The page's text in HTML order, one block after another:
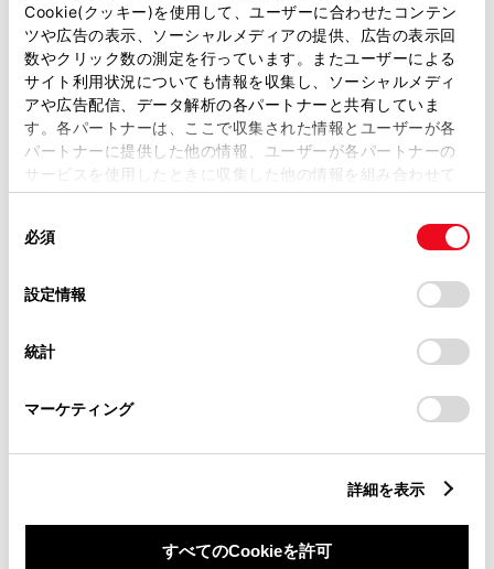
Cookie(クッキー)を使用して、ユーザーに合わせたコンテン
ツや広告の表示、ソーシャルメディアの提供、広告の表示回
数やクリック数の測定を行っています。またユーザーによる
サイト利用状況についても情報を収集し、ソーシャルメディ
アや広告配信、データ解析の各パートナーと共有していま
す。各パートナーは、ここで収集された情報とユーザーが各
パートナーに提供した他の情報、ユーザーが各パートナーの
サービスを使用したときに収集した他の情報を組み合わせて
使用することがあります。当ウェブサイトの使用を続行する
デバイスにすべてのCookie(クッキー)が保存されることに同
意したことになります。Cookie(クッキー)のオプトアウト、
設定の変更、同意を撤回したりするにあたっては、当社の
「Cookie（クッキー）情報の取り扱いについて
」をご覧くだ
必須
設定情報
統計
マーケティング
詳細を表示
すべてのCookieを許可
必須 都道府県
市区町村名